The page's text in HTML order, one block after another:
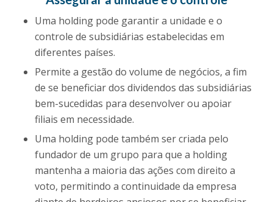
Uma holding pode garantir a unidade e o
controle de subsidiárias estabelecidas em
diferentes países.
Permite a gestão do volume de negócios, a fim
de se beneficiar dos dividendos das subsidiárias
bem-sucedidas para desenvolver ou apoiar
filiais em necessidade.
Uma holding pode também ser criada pelo
fundador de um grupo para que a holding
mantenha a maioria das ações com direito a
voto, permitindo a continuidade da empresa